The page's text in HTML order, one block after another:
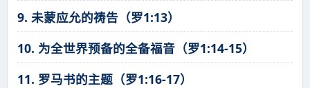
9. 未蒙应允的祷告（罗1:13）
10. 为全世界预备的全备福音（罗1:14-15）
11. 罗马书的主题（罗1:16-17）